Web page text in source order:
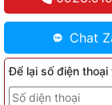
Chat
Để lại số điện thoại